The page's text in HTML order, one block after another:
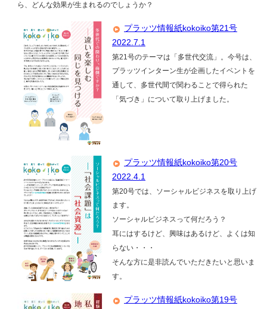
ら、どんな効果が生まれるのでしょうか？
プラッツ情報紙kokoiko第21号
2022.7.1
第21号のテーマは「多世代交流」。今号は、
プラッツインターン生が企画したイベントを
通して、多世代間で関わることで得られた
「気づき」について取り上げました。
プラッツ情報紙kokoiko第20号
2022.4.1
第20号では、ソーシャルビジネスを取り上げ
ます。
ソーシャルビジネスって何だろう？
耳にはするけど、興味はあるけど、よくは知
らない・・・
そんな方に是非読んでいただきたいと思いま
す。
プラッツ情報紙kokoiko第19号